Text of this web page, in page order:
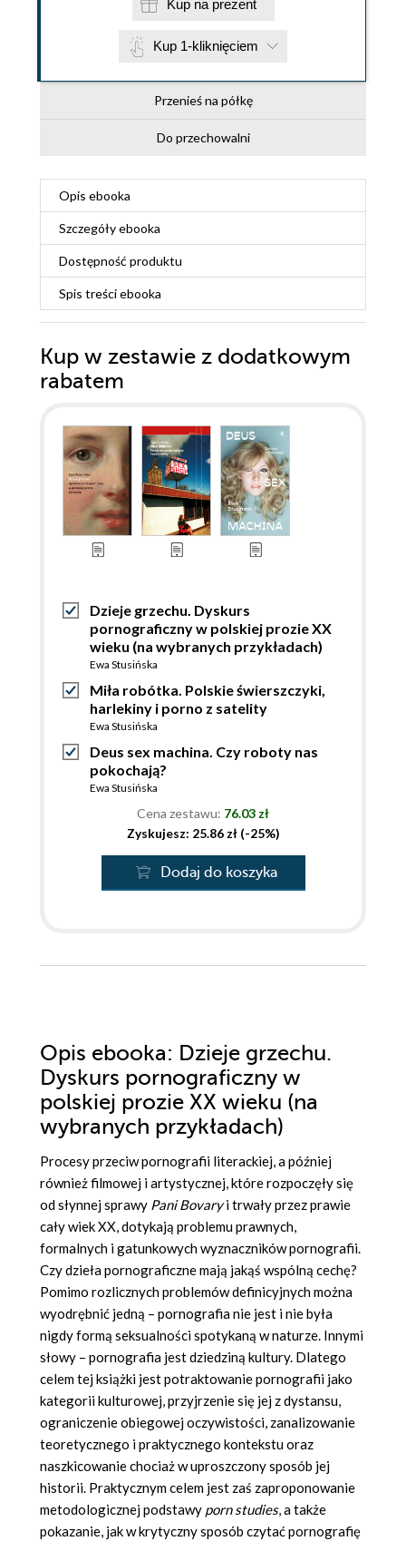
Kup na prezent
Kup 1-kliknięciem
Przenieś na półkę
Do przechowalni
Opis ebooka
Szczegółyebooka
Dostępność produktu
Spis treściebooka
Kup w zestawie z dodatkowym
rabatem
Dzieje grzechu. Dyskurs
pornograficzny w polskiej prozie XX
wieku (na wybranych przykładach)
Ewa Stusińska
Miła robótka. Polskie świerszczyki,
harlekiny i porno z satelity
Ewa Stusińska
Deus sex machina. Czy roboty nas
pokochają?
Ewa Stusińska
Cena zestawu: 76.03 zł
Zyskujesz: 25.86 zł (-25%)
Dodaj do koszyka
Opis ebooka: Dzieje grzechu.
Dyskurs pornograficzny w
polskiej prozie XX wieku (na
wybranych przykładach)
Procesy przeciw pornografii literackiej, a później
również filmowej i artystycznej, które rozpoczęły się
od słynnej sprawy Pani Bovaryi trwały przez prawie
cały wiek XX, dotykają problemu prawnych,
formalnych i gatunkowych wyznaczników pornografii.
Czy dzieła pornograficzne mają jakąś wspólną cechę?
Pomimo rozlicznych problemów definicyjnych można
wyodrębnić jedną – pornografia nie jest i nie była
nigdy formą seksualności spotykaną w naturze. Innymi
słowy – pornografia jest dziedziną kultury. Dlatego
celem tej książki jest potraktowanie pornografii jako
kategorii kulturowej, przyjrzenie się jej z dystansu,
ograniczenie obiegowej oczywistości, zanalizowanie
teoretycznego i praktycznego kontekstu oraz
naszkicowanie chociaż w uproszczony sposób jej
historii. Praktycznym celem jest zaś zaproponowanie
metodologicznej podstawy porn studies, a także
pokazanie, jak w krytyczny sposób czytać pornografię